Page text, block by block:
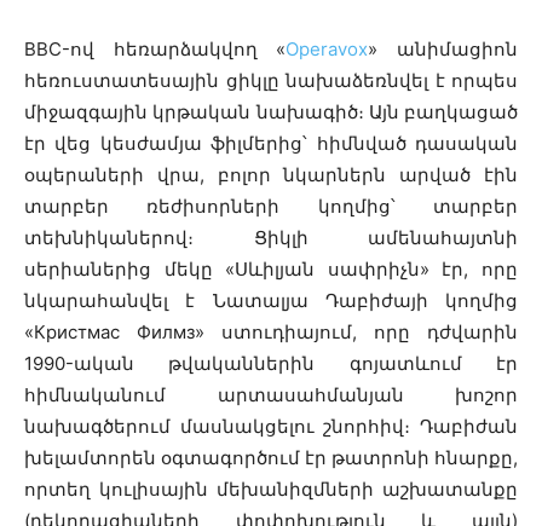
BBC-ով հեռարձակվող «Operavox» անիմացիոն
հեռուստատեսային ցիկլը նախաձեռնվել է որպես
միջազգային կրթական նախագիծ։ Այն բաղկացած
էր վեց կեսժամյա ֆիլմերից՝ հիմնված դասական
օպերաների վրա, բոլոր նկարներն արված էին
տարբեր ռեժիսորների կողմից՝ տարբեր
տեխնիկաներով։ Ցիկլի ամենահայտնի
սերիաներից մեկը «Սևիլյան սափրիչն» էր, որը
նկարահանվել է Նատալյա Դաբիժայի կողմից
«Кристмас Филмз» ստուդիայում, որը դժվարին
1990-ական թվականներին գոյատևում էր
հիմնականում արտասահմանյան խոշոր
նախագծերում մասնակցելու շնորհիվ։ Դաբիժան
խելամտորեն օգտագործում էր թատրոնի հնարքը,
որտեղ կուլիսային մեխանիզմների աշխատանքը
(դեկորացիաների փոփոխություն և այլն)